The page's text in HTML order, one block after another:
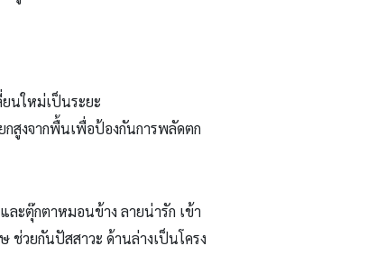
นใหม่เป็นระยะ
สูงจากพื้นเพื่อป้องกันการพลัดตก
ะตุ๊กตาหมอนข้าง ลายน่ารัก เข้า
วยกันปัสสาวะ ด้านล่างเป็นโครง